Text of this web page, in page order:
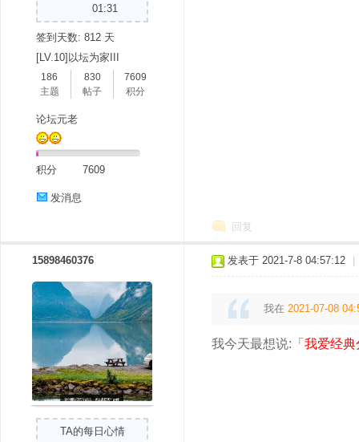
01:31
签到天数: 812 天
[LV.10]以坛为家III
186
主题
830
帖子
7609
积分
论坛元老
积分 7609
发消息
回复
15898460376
TA的每日心情
发表于 2021-7-8 04:57:12
我在 2021-07-08
我今天最想说:「 我爱经典